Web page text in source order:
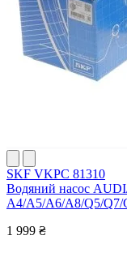
SKF VKPC 81310
Водяний насос
A4/A5/A6/A8/Q5/Q7/
1 999 ₴